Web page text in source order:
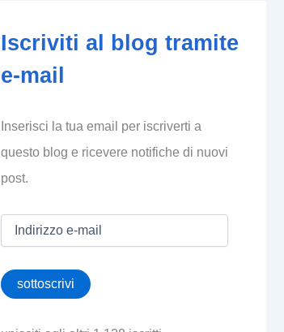
Iscriviti al blog tramite
e-mail
Inserisci la tua email per iscriverti a
questo blog e ricevere notifiche di nuovi
post.
r
sottoscrivi